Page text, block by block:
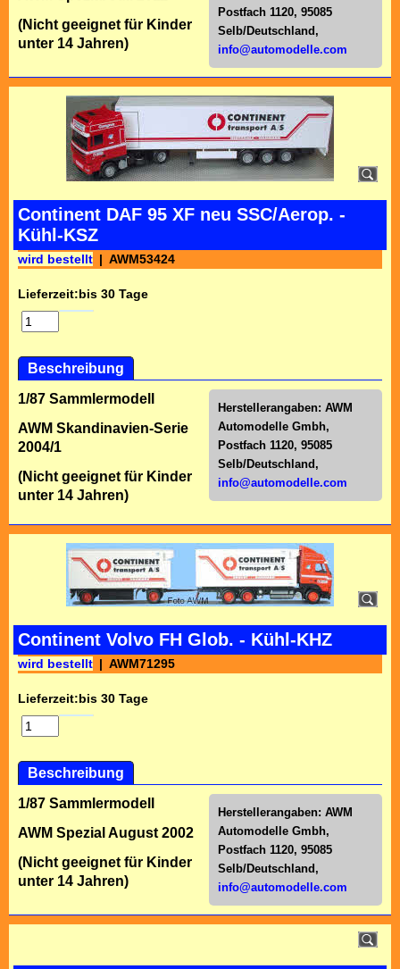
Postfach 1120, 95085
Selb/Deutschl and,
info@automodelle.com
(Nicht geeignet für Kinder
unter 14 Jahren)
Continent DAF 95 XF neu SSC/Aerop. -
Kühl-KSZ
wird bestellt AWM53424
Lieferzeit:bis 30 Tage
Beschreibung
Herstellerangaben: AWM
Automodelle Gmbh,
Postfach 1120, 95085
Selb/Deutschl and,
info@automodelle.com
1/87 Sammlermodell
AWM Skandinavien-Serie
2004/1
(Nicht geeignet für Kinder
unter 14 Jahren)
Continent Volvo FH Glob. - Kühl-KHZ
wird bestellt AWM71295
Lieferzeit:bis 30 Tage
Beschreibung
Herstellerangaben: AWM
Automodelle Gmbh,
Postfach 1120, 95085
Selb/Deutschl and,
info@automodelle.com
1/87 Sammlermodell
AWM Spezial August 2002
(Nicht geeignet für Kinder
unter 14 Jahren)